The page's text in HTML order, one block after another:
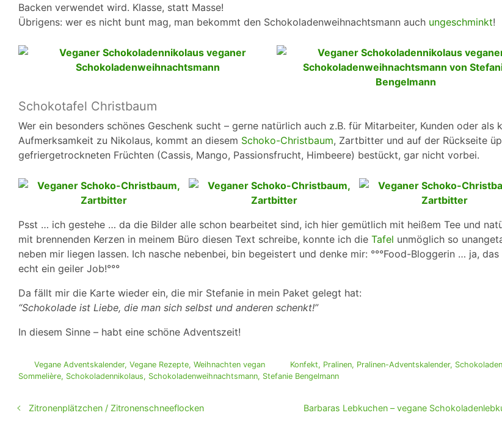
Backen verwendet wird. Klasse, statt Masse!
Übrigens: wer es nicht bunt mag, man bekommt den Schokoladenweihnachtsmann auch ungeschminkt!
Schokotafel Christbaum
Wer ein besonders schönes Geschenk sucht – gerne natürlich auch z.B. für Mitarbeiter, Kunden oder als
Aufmerksamkeit zu Nikolaus, kommt an diesem Schoko-Christbaum, Zartbitter und auf der Rückseite
gefriergetrockneten Früchten (Cassis, Mango, Passionsfrucht, Himbeere) bestückt, gar nicht vorbei.
Psst … ich gestehe … da die Bilder alle schon bearbeitet sind, ich hier gemütlich mit heißem Tee und
mit brennenden Kerzen in meinem Büro diesen Text schreibe, konnte ich die Tafel unmöglich so
neben mir liegen lassen. Ich nasche nebenbei, bin begeistert und denke mir: °°°Food-Bloggerin … ja, das
echt ein geiler Job!°°°
Da fällt mir die Karte wieder ein, die mir Stefanie in mein Paket gelegt hat:
“Schokolade ist Liebe, die man sich selbst und anderen schenkt!”
In diesem Sinne – habt eine schöne Adventszeit!
Vegane Adventskalender, Vegane Rezepte, Weihnachten vegan Konfekt, Pralinen, Pralinen-Adventskalender,
Sommelière, Schokoladennikolaus, Schokoladenweihnachtsmann, Stefanie Bengelmann
Zitronenplätzchen / Zitronenschneeflocken Barbaras Lebkuchen – vegane